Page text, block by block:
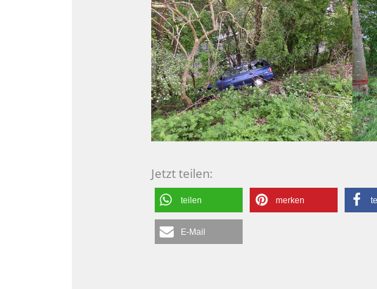
Jetzt teilen:
teilen merken
E-Mail